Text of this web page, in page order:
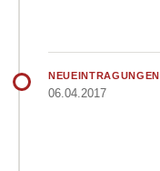
NEUEINTRAGUNGEN
06.04.2017